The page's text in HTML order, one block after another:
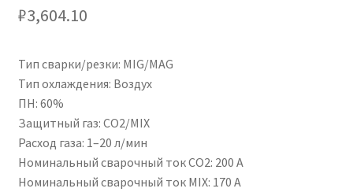
₽3,604.10
Тип сварки/резки: MIG/MAG
Тип охлаждения: Воздух
ПН: 60%
Защитный газ: CO2/MIX
Расход газа: 1–20 л/мин
Номинальный сварочный ток CO2: 200 А
Номинальный сварочный ток MIX: 170 А